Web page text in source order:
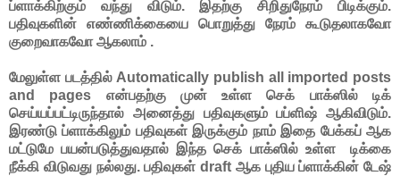
ப்ளாக்கிற்கும் வந்து விடும். இதற்கு சிறிதுநேரம் பிடிக்கும்.
பதிவுகளின் எண்ணிக்கையை பொறுத்து நேரம் கூடுதலாகவோ
குறைவாகவோ ஆகலாம் .
மேலுள்ள படத்தில் Automatically publish all imported posts
and pages என்பதற்கு முன் உள்ள செக் பாக்ஸில் டிக்
செய்யப்பட்டிருந்தால் அனைத்து பதிவுகளும் பப்ளிஷ் ஆகிவிடும்.
இரண்டு ப்ளாக்கிலும் பதிவுகள் இருக்கும் நாம் இதை பேக்கப் ஆக
மட்டுமே பயன்படுத்துவதால் இந்த செக் பாக்ஸில் உள்ள டிக்கை
நீக்கி விடுவது நல்லது. பதிவுகள் draft ஆக புதிய ப்ளாக்கின் டேஷ்